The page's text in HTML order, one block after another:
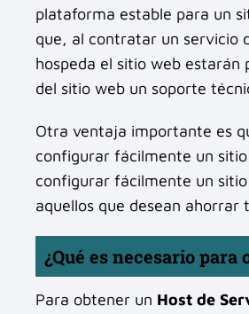
plataforma estable para un
que, al contratar un servicio
hospeda el sitio web estarán
del sitio web un soporte
Otra ventaja importante es
configurar fácilmente un
configurar fácilmente un
aquellos que desean ahorrar
¿Qué es necesario
Para obtener un Host de